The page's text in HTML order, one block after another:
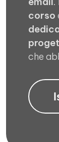
corso
che